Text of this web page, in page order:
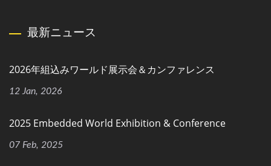
最新ニュース
2026年組込みワールド展示会＆カンファレンス
12 Jan, 2026
2025 Embedded World Exhibition & Conference
07 Feb, 2025